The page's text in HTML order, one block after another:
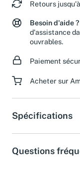
Retours
Besoin d'aide ?
d'assistance
Spécifications
Questions